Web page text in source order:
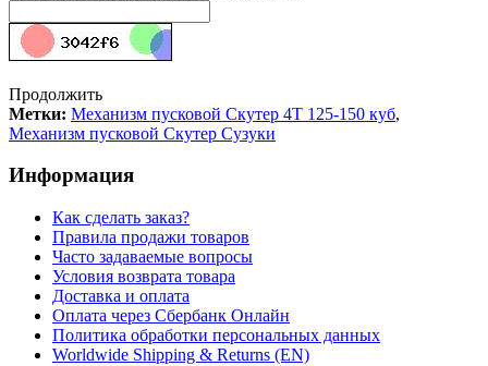
Продолжить
Метки: Механизм пусковой Скутер 4Т 125-150 куб,
Механизм пусковой Скутер Сузуки
Информация
Как сделать заказ?
Правила продажи товаров
Часто задаваемые вопросы
Условия возврата товара
Доставка и оплата
Оплата через Сбербанк Онлайн
Политика обработки персональных данных
Worldwide Shipping & Returns (EN)